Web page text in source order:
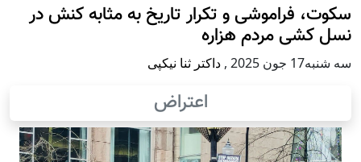
سکوت، فراموشی و تکرار تاريخ به مثابه کنش در
نسل کشی مردم هزاره
سه شنبه17 جون 2025 , داکتر ثنا نیکپی
اعتراض